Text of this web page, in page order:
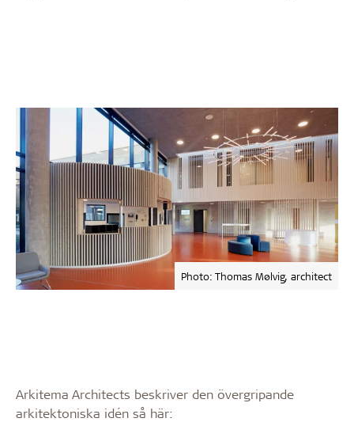
Photo: Thomas Mølvig, architect
Arkitema Architects beskriver den övergripande
arkitektoniska idén så här: